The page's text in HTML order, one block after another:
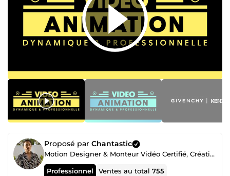
Proposé par Chantastic
Motion Designer & Monteur Vidéo Certifié, Créatif Freelance Professionnel depuis 2018
Professionnel Ventes au total755